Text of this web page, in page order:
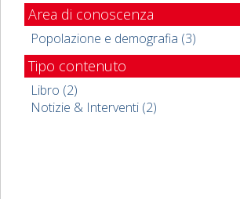
Area di conoscenza
Popolazione e demografia (3)
Tipo contenuto
Libro (2)
Notizie & Interventi (2)